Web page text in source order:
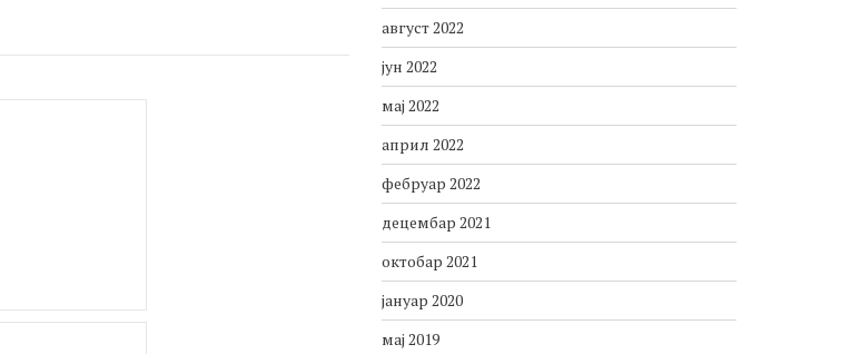
август 2022
јун 2022
мај 2022
април 2022
фебруар 2022
децембар 2021
октобар 2021
јануар 2020
мај 2019